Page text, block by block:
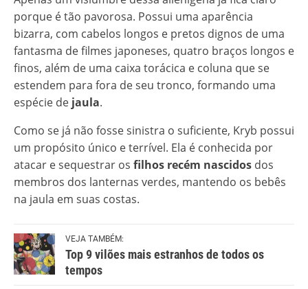
porque é tão pavorosa. Possui uma aparência
bizarra, com cabelos longos e pretos dignos de uma
fantasma de filmes japoneses, quatro braços longos e
finos, além de uma caixa torácica e coluna que se
estendem para fora de seu tronco, formando uma
espécie de jaula.
Como se já não fosse sinistra o suficiente, Kryb possui
um propósito único e terrível. Ela é conhecida por
atacar e sequestrar os filhos recém nascidos dos
membros dos lanternas verdes, mantendo os bebês
na jaula em suas costas.
VEJA TAMBÉM:
Top 9 vilões mais estranhos de todos os
tempos